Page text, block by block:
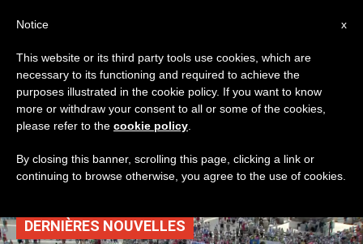
TAG
Posts Tagged ‘نشرات
يومية’
DERNIÈRES NOUVELLES
x
Notice
This website or its third party tools use cookies, which are
necessary to its functioning and required to achieve the
purposes illustrated in the cookie policy. If you want to know
more or withdraw your consent to all or some of the cookies,
please refer to the cookie policy
By closing this banner, scrolling this page, clicking a link or
continuing to browse otherwise, you agree to the use of cookies.